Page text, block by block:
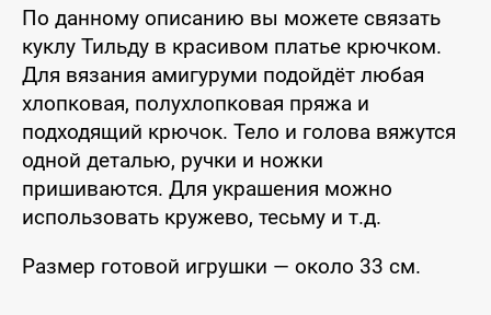
По данному описанию вы можете связать
куклу Тильду в красивом платье крючком.
Для вязания амигуруми подойдёт любая
хлопковая, полухлопковая пряжа и
подходящий крючок. Тело и голова вяжутся
одной деталью, ручки и ножки
пришиваются. Для украшения можно
использовать кружево, тесьму и т.д.
Размер готовой игрушки — около 33 см.